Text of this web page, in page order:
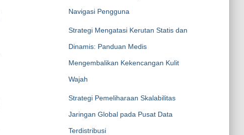
Navigasi Pengguna
Strategi Mengatasi Kerutan Statis dan
Dinamis: Panduan Medis
Mengembalikan Kekencangan Kulit
Wajah
Strategi Pemeliharaan Skalabilitas
Jaringan Global pada Pusat Data
Terdistribusi